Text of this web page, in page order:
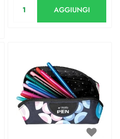
AGGIUNGI